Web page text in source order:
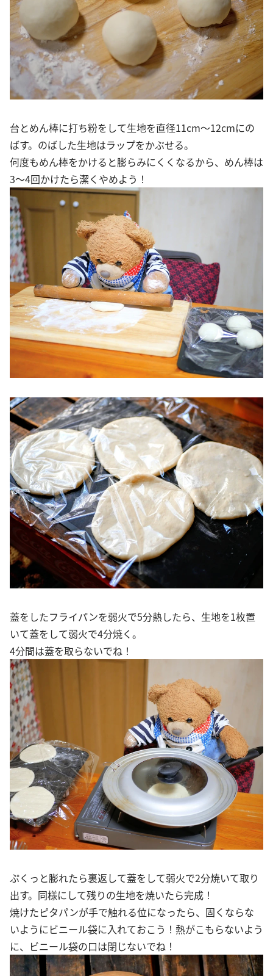
台とめん棒に打ち粉をして生地を直径11cm～12cmにの
ばす。のばした生地はラップをかぶせる。
何度もめん棒をかけると膨らみにくくなるから、めん棒は
3～4回かけたら潔くやめよう！
蓋をしたフライパンを弱火で5分熱したら、生地を1枚置
いて蓋をして弱火で4分焼く。
4分間は蓋を取らないでね！
ぷくっと膨れたら裏返して蓋をして弱火で2分焼いて取り
出す。同様にして残りの生地を焼いたら完成！
焼けたピタパンが手で触れる位になったら、固くならな
いようにビニール袋に入れておこう！熱がこもらないよう
に、ビニール袋の口は閉じないでね！